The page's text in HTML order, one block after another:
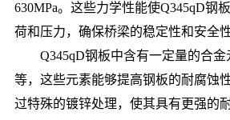
630MPa。这些力学性能使Q345qD钢
荷和压力，确保桥梁的稳定性和安全性
Q345qD钢板中含有一定量的合金
等，这些元素能够提高钢板的耐腐蚀
过特殊的镀锌处理，使其具有更强的